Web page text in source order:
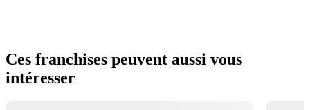
Ces franchises peuvent aussi vous
intéresser